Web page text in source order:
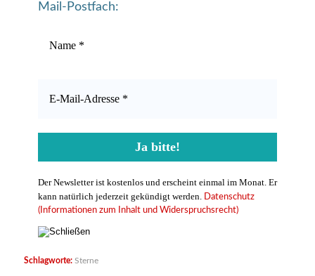
Mail-Postfach:
Der Newsletter ist kostenlos und erscheint einmal im Monat. Er
kann natürlich jederzeit gekündigt werden.
Datenschutz
(Informationen zum Inhalt und Widerspruchsrecht)
Schlagworte: Sterne